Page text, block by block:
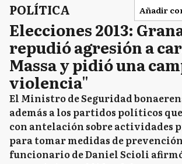
POLÍTICA Añadir
Elecciones 2013:
repudió agresión a
Massa y pidió una
violencia"
El Ministro de Seguridad
además a los partidos políticos
con antelación sobre actividades
para tomar medidas de
funcionario de Daniel Scioli